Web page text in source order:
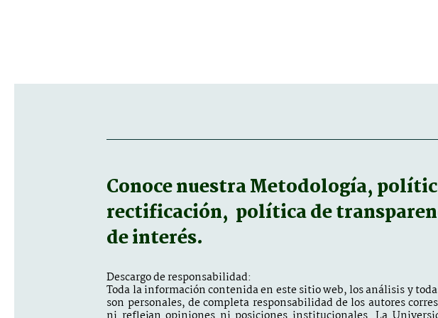
Conoce nuestraMetodología,
rectificación, política de
de interés.
Descargo de responsabilidad:
Toda la información contenida en este sitio web, los análisis y
son personales, de completa responsabilidad de los autores